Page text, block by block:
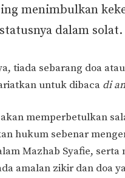
menimbulkan
dalam solat.
tiada sebarang doa
untuk dibaca di
memperbetulkan
hukum sebenar
Mazhab Syafie, serta
amalan zikir dan doa